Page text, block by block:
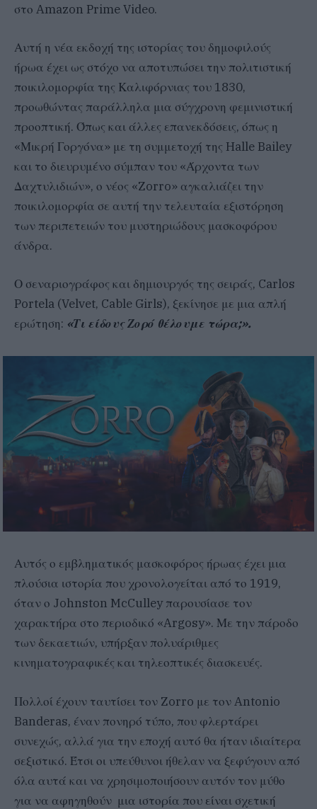
στο Amazon Prime Video.
Αυτή η νέα εκδοχή της ιστορίας του δημοφιλούς
ήρωα έχει ως στόχο να αποτυπώσει την πολιτιστική
ποικιλομορφία της Καλιφόρνιας του 1830,
προωθώντας παράλληλα μια σύγχρονη φεμινιστική
προοπτική. Όπως και άλλες επανεκδόσεις, όπως η
«Μικρή Γοργόνα» με τη συμμετοχή της Halle Bailey
και το διευρυμένο σύμπαν του «Άρχοντα των
Δαχτυλιδιών», ο νέος «Zorro» αγκαλιάζει την
ποικιλομορφία σε αυτή την τελευταία εξιστόρηση
των περιπετειών του μυστηριώδους μασκοφόρου
άνδρα.
Ο σεναριογράφος και δημιουργός της σειράς, Carlos
Portela (Velvet, Cable Girls), ξεκίνησε με μια απλή
ερώτηση: «Τι είδους Ζορό θέλουμε τώρα;».
Αυτός ο εμβληματικός μασκοφόρος ήρωας έχει μια
πλούσια ιστορία που χρονολογείται από το 1919,
όταν ο Johnston McCulley παρουσίασε τον
χαρακτήρα στο περιοδικό «Argosy». Με την πάροδο
των δεκαετιών, υπήρξαν πολυάριθμες
κινηματογραφικές και τηλεοπτικές διασκευές.
Πολλοί έχουν ταυτίσει τον Zorro με τον Antonio
Banderas, έναν πονηρό τύπο, που φλερτάρει
συνεχώς, αλλά για την εποχή αυτό θα ήταν ιδιαίτερα
σεξιστικό. Έτσι οι υπεύθυνοι ήθελαν να ξεφύγουν από
όλα αυτά και να χρησιμοποιήσουν αυτόν τον μύθο
για να αφηγηθούν μια ιστορία που είναι σχετική